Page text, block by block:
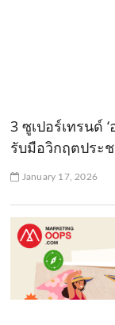
3 ซูเปอร์เทรนด์
รับมือวิกฤตประ
January 17, 2026